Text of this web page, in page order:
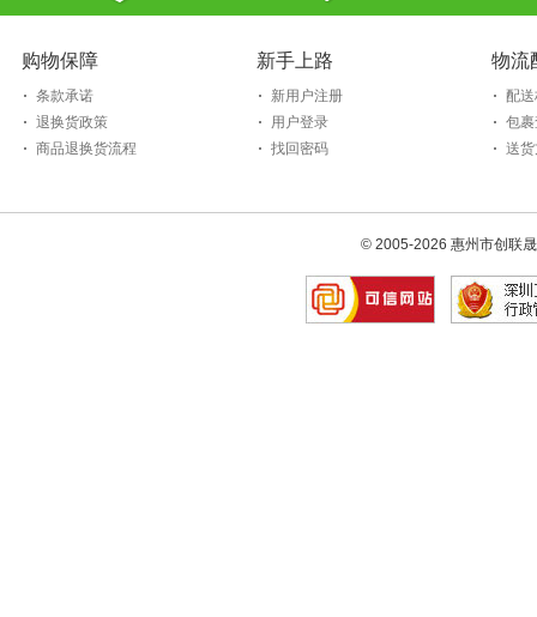
购物保障
条款承诺
退换货政策
商品退换货流程
新手上路
新用户注册
用户登录
找回密码
物流
配
包
送
© 2005-2026 惠州市创联